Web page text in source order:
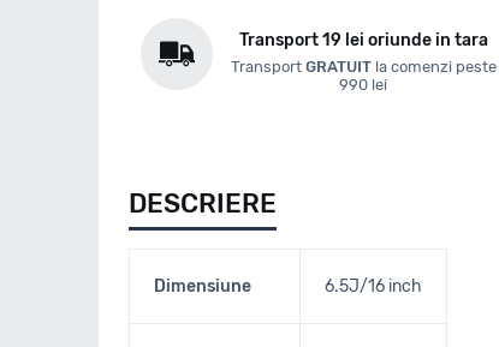
Transport 19 lei oriunde in tara
Transport GRATUITla comenzi peste
990 lei
DESCRIERE
Dimensiune 6.5J/16 inch